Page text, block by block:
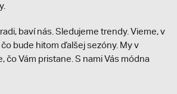
baví nás. Sledujeme trendy. Vieme, v
bude hitom ďalšej sezóny. My v
čo Vám pristane. S nami Vás módna